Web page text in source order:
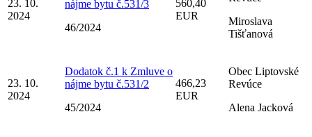
23. 10.
2024
nájme bytu č.531/3
46/2024
560,40
EUR
Miroslava
Tišťanová
23. 10.
2024
Dodatok č.1 k Zmluve o
nájme bytu č.531/2
45/2024
466,23
EUR
Obec Liptovské
Revúce
Alena Jacková